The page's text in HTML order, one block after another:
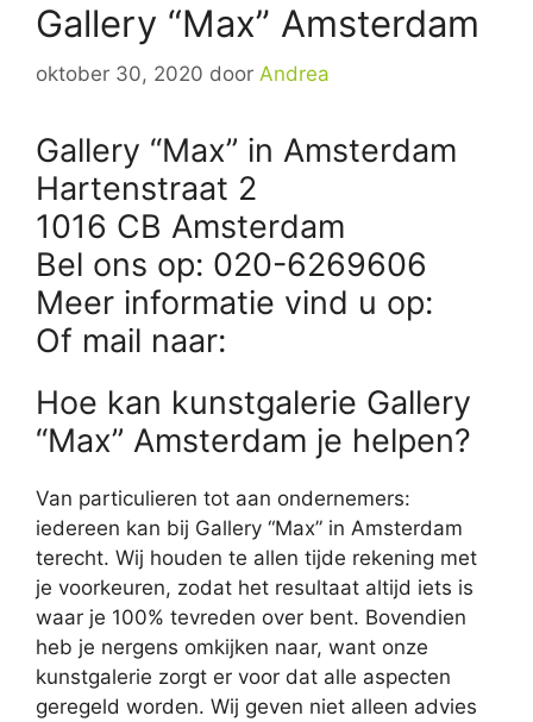
Gallery “Max” Amsterdam
oktober 30, 2020 door Andrea
Gallery “Max” in Amsterdam
Hartenstraat 2
1016 CB Amsterdam
Bel ons op: 020-6269606
Meer informatie vind u op:
Of mail naar:
Hoe kan kunstgalerie Gallery
“Max” Amsterdam je helpen?
Van particulieren tot aan ondernemers:
iedereen kan bij Gallery “Max” in Amsterdam
terecht. Wij houden te allen tijde rekening met
je voorkeuren, zodat het resultaat altijd iets is
waar je 100% tevreden over bent. Bovendien
heb je nergens omkijken naar, want onze
kunstgalerie zorgt er voor dat alle aspecten
geregeld worden. Wij geven niet alleen advies